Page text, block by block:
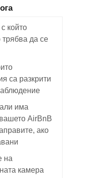
който
да се
са разкрити
има
AirBnB
ако
на
камера